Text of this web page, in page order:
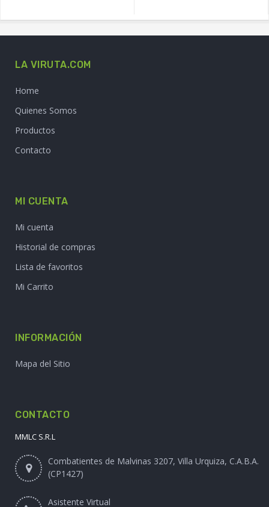
LA VIRUTA.COM
Home
Quienes Somos
Productos
Contacto
MI CUENTA
Mi cuenta
Historial de compras
Lista de favoritos
Mi Carrito
INFORMACIÓN
Mapa del Sitio
CONTACTO
MMLC S.R.L
Combatientes de Malvinas 3207, Villa Urquiza, C.A.B.A.
(CP1427)
Asistente Virtual